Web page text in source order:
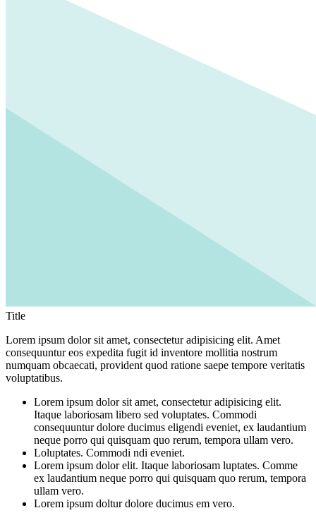
Title
Lorem ipsum dolor sit amet, consectetur adipisicing elit. Amet
consequuntur eos expedita fugit id inventore mollitia nostrum
numquam obcaecati, provident quod ratione saepe tempore veritatis
voluptatibus.
Lorem ipsum dolor sit amet, consectetur adipisicing elit.
Itaque laboriosam libero sed voluptates. Commodi
consequuntur dolore ducimus eligendi eveniet, ex laudantium
neque porro qui quisquam quo rerum, tempora ullam vero.
Loluptates. Commodi ndi eveniet.
Lorem ipsum dolor elit. Itaque laboriosam luptates. Comme
ex laudantium neque porro qui quisquam quo rerum, tempora
ullam vero.
Lorem ipsum doltur dolore ducimus em vero.